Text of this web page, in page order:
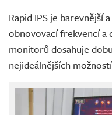
Rapid IPS je barevnější
obnovovací frekvencí a
monitorů dosahuje
nejideálnějších